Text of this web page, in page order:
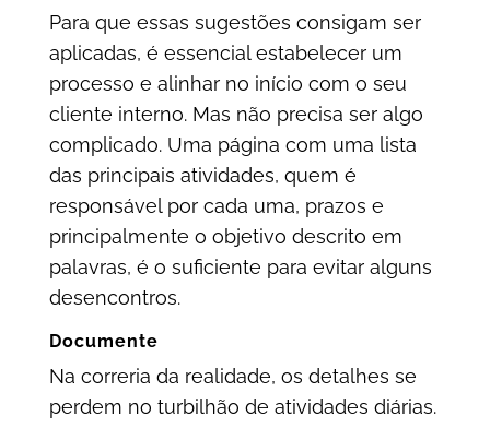
Para que essas sugestões consigam ser
aplicadas, é essencial estabelecer um
processo e alinhar no início com o seu
cliente interno. Mas não precisa ser algo
complicado. Uma página com uma lista
das principais atividades, quem é
responsável por cada uma, prazos e
principalmente o objetivo descrito em
palavras, é o suficiente para evitar alguns
desencontros.
Documente
Na correria da realidade, os detalhes se
perdem no turbilhão de atividades diárias.